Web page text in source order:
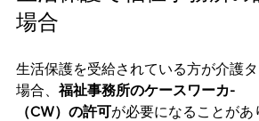
場合
生活保護を受給されている方が介護
場合、福祉事務所のケースワーカ-
（CW）の許可が必要になることがあ